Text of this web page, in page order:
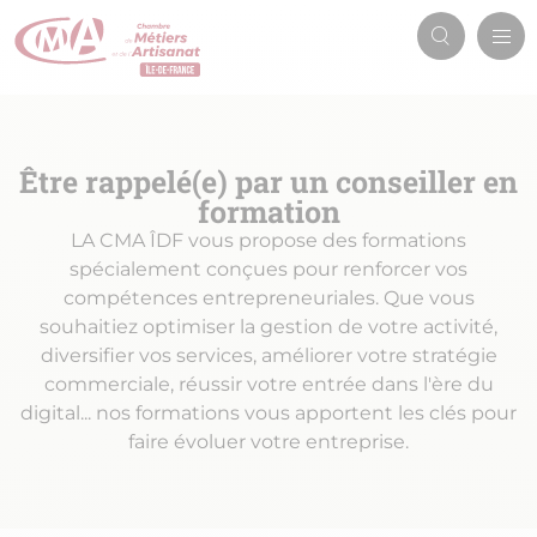
Aller
au
Être rappelé(e) par un conseiller en
formation
LA CMA ÎDF vous propose des formations
spécialement conçues pour renforcer vos
compétences entrepreneuriales. Que vous
souhaitiez optimiser la gestion de votre activité,
diversifier vos services, améliorer votre stratégie
commerciale, réussir votre entrée dans l'ère du
digital... nos formations vous apportent les clés pour
faire évoluer votre entreprise.